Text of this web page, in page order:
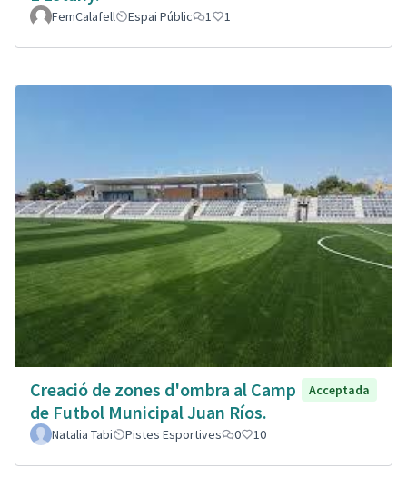
FemCalafell Espai Públic 1 1
Creació de zones d'ombra al Camp
de Futbol Municipal Juan Ríos.
Acceptada
Natalia Tabi Pistes Esportives 0 10